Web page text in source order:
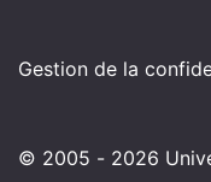
Gestion de la
© 2005 - 2026